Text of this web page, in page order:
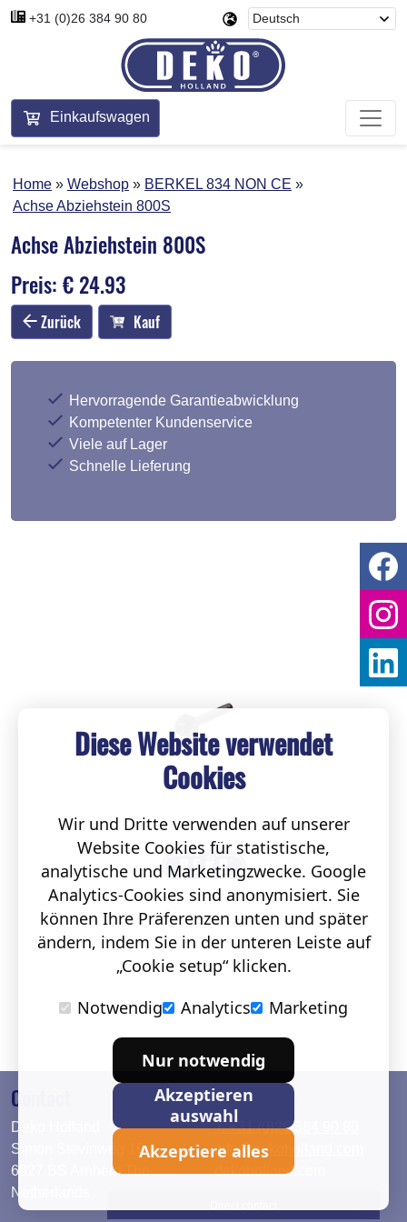
+31 (0)26 384 90 80
Einkaufswagen
Home Webshop
BERKEL 834 NON CE
Achse Abziehstein 800S
Achse Abziehstein 800S
Preis: € 24.93
Zurück Kauf
Hervorragende Garantieabwicklung
Kompetenter Kundenservice
Viele auf Lager
Schnelle Lieferung
Contact
Deko Holland
Simon Stevinweg 19
6827 BS Arnhem The
Netherlands
T. +31 (0)26 384 90 80
info@dekoholland.com
dekoholland.com
Diese Website verwendet
Cookies
Wir und Dritte verwenden auf unserer
Website Cookies für statistische,
analytische und Marketingzwecke. Google
Analytics-Cookies sind anonymisiert. Sie
können Ihre Präferenzen unten und später
ändern, indem Sie in der unteren Leiste auf
„Cookie setup“ klicken.
Notwendig
Analytics Marketing
Nur notwendig
Akzeptieren
auswahl
Akzeptiere alles